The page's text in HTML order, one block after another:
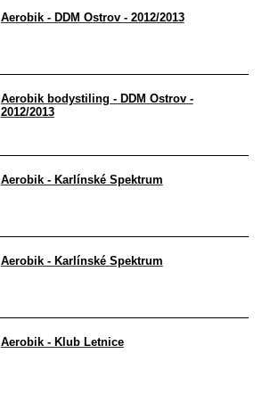
Aerobik - DDM Ostrov - 2012/2013
Aerobik bodystiling - DDM Ostrov -
2012/2013
Aerobik - Karlínské Spektrum
Aerobik - Karlínské Spektrum
Aerobik - Klub Letnice